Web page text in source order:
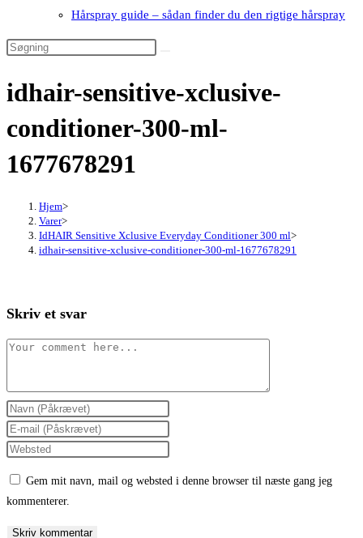
Hårspray guide – sådan finder du den rigtige hårspray
idhair-sensitive-xclusive-
conditioner-300-ml-
1677678291
Hjem>
Varer>
IdHAIR Sensitive Xclusive Everyday Conditioner 300 ml>
idhair-sensitive-xclusive-conditioner-300-ml-1677678291
Skriv et svar
Comment
Enter
your
name
comment
Enter
your
comment
Enter
(optional)
Gem mit navn, mail og websted i denne browser til næste gang jeg
kommenterer.